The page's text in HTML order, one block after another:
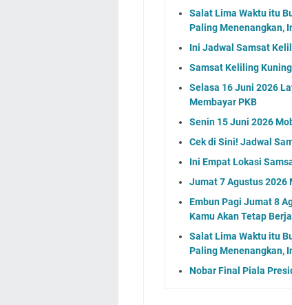
Salat Lima Waktu itu
Paling Menenangkan,
Ini Jadwal Samsat
Samsat Keliling
Selasa 16 Juni 2026
Membayar PKB
Senin 15 Juni 2026
Cek di Sini! Jadwal
Ini Empat Lokasi
Jumat 7 Agustus 2026
Embun Pagi Jumat 8
Kamu Akan Tetap
Salat Lima Waktu itu
Paling Menenangkan,
Nobar Final Piala